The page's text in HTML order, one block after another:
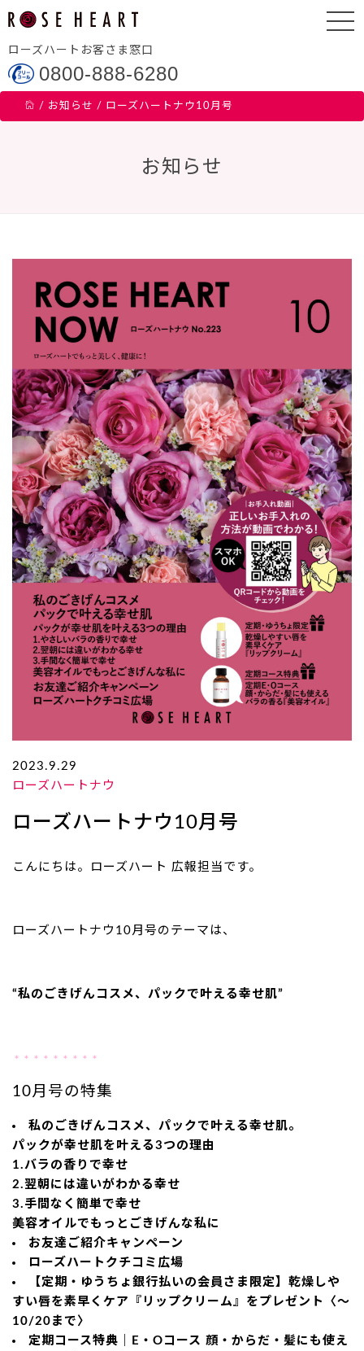
ローズハートお客さま窓口
0800-888-6280
/ お知らせ / ローズハートナウ10月号
お知らせ
2023.9.29
ローズハートナウ
ローズハートナウ10月号
こんにちは。ローズハート 広報担当です。
ローズハートナウ10月号のテーマは、
“私のごきげんコスメ、パックで叶える幸せ肌”
＊＊＊＊＊＊＊＊＊
10月号の特集
私のごきげんコスメ、パックで叶える幸せ肌。
パックが幸せ肌を叶える3つの理由
1.バラの香りで幸せ
2.翌朝には違いがわかる幸せ
3.手間なく簡単で幸せ
美容オイルでもっとごきげんな私に
お友達ご紹介キャンペーン
ローズハートクチコミ広場
【定期・ゆうちょ銀行払いの会員さま限定】乾燥しや
すい唇を素早くケア『リップクリーム』をプレゼント〈～
10/20まで〉
定期コース特典｜E・Oコース 顔・からだ・髪にも使え